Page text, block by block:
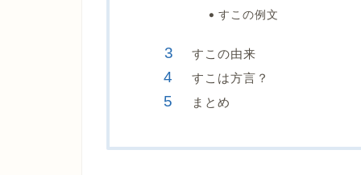
すこの例文
すこの由来
すこは方言？
まとめ